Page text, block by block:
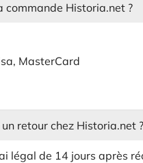
commande Historia.net ?
MasterCard
retour chez Historia.net ?
légal de 14 jours après